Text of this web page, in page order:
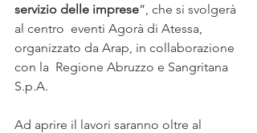
servizio delle imprese”, che si svolgerà
al centro  eventi Agorà di Atessa,
organizzato da Arap, in collaborazione
con la  Regione Abruzzo e Sangritana
S.p.A.
Ad aprire il lavori saranno oltre al